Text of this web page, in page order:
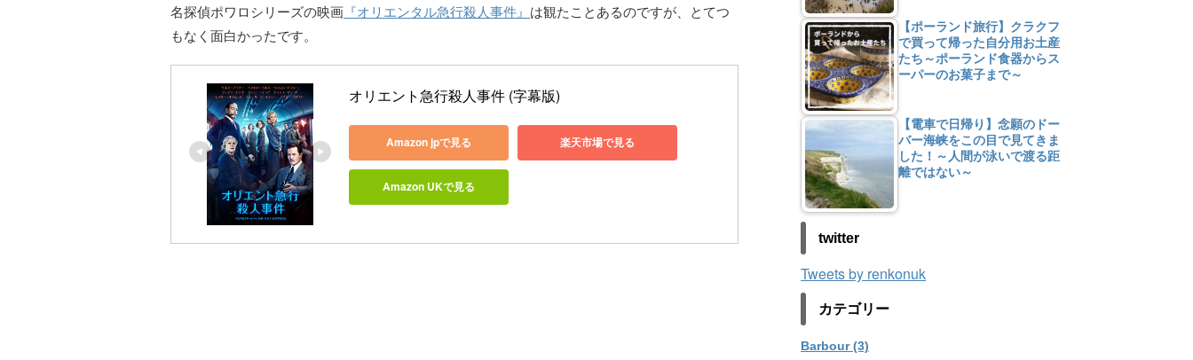
名探偵ポワロシリーズの映画 『オリエンタル急行殺人事件』 は観たことあるのですが、とてつ
もなく面白かったです。
オリエント急行殺人事件 (字幕版)
Amazon jpで見る 楽天市場で見る
Amazon UKで見る
【ポーランド旅行】クラクフ
で買って帰った自分用お土産
たち～ポーランド食器からス
ーパーのお菓子まで～
【電車で日帰り】念願のドー
バー海峡をこの目で見てきま
した！～人間が泳いで渡る距
離ではない～
twitter
Tweets by renkonuk
カテゴリー
Barbour (3)